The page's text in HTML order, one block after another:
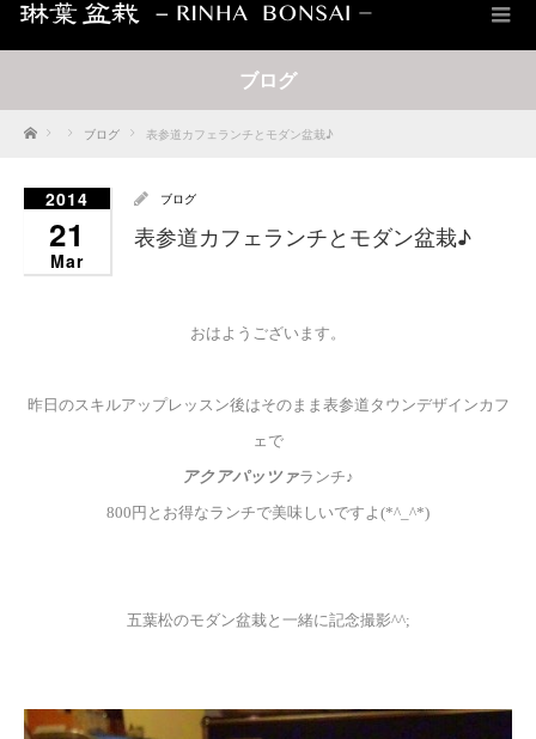
ブログ
Home ブログ 表参道カフェランチとモダン盆栽♪
2014
21
Mar
ブログ
表参道カフェランチとモダン盆栽♪
おはようございます。
昨日のスキルアップレッスン後はそのまま表参道タウンデザインカフ
ェで
アクアパッツァランチ♪
800円とお得なランチで美味しいですよ(*^_^*)
五葉松のモダン盆栽と一緒に記念撮影^^;